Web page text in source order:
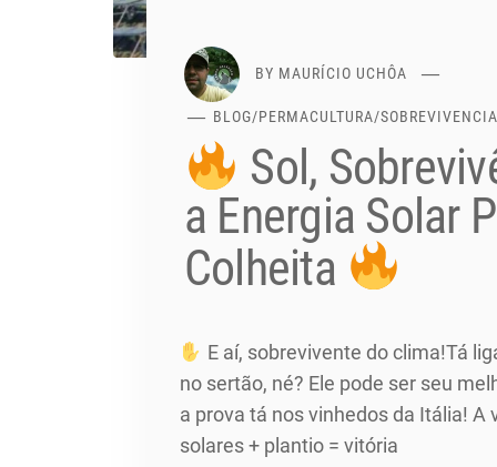
BY MAURÍCIO UCHÔA
BLOG/PERMACULTURA/
Sol,
a Energia Solar
Colheita
E aí, sobrevivente do clima!Tá
no sertão, né? Ele pode ser seu
a prova tá nos vinhedos da Itália!
solares + plantio = vitória